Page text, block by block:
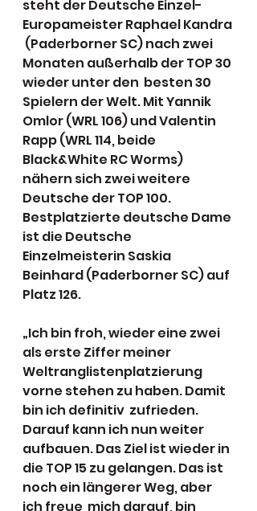
steht der Deutsche Einzel-
Europameister Raphael Kandra
(Paderborner SC) nach zwei
Monaten außerhalb der TOP 30
wieder unter den  besten 30
Spielern der Welt. Mit Yannik
Omlor (WRL 106) und Valentin
Rapp (WRL 114, beide
Black&White RC Worms)
nähern sich zwei weitere
Deutsche der TOP 100.
Bestplatzierte deutsche Dame
ist die Deutsche
Einzelmeisterin Saskia
Beinhard (Paderborner SC) auf
Platz 126.
„Ich bin froh, wieder eine zwei
als erste Ziffer meiner
Weltranglistenplatzierung
vorne stehen zu haben. Damit
bin ich definitiv  zufrieden.
Darauf kann ich nun weiter
aufbauen. Das Ziel ist wieder in
die TOP 15 zu gelangen. Das ist
noch ein längerer Weg, aber
ich freue  mich darauf, bin